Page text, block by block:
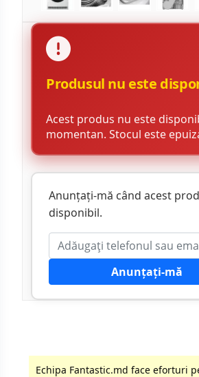
Produsul nu este
Acest produs nu este
momentan. Stocul este
Anunțați-mă când acest
disponibil.
Anunțați-mă
Echipa Fantastic.md face eforturi